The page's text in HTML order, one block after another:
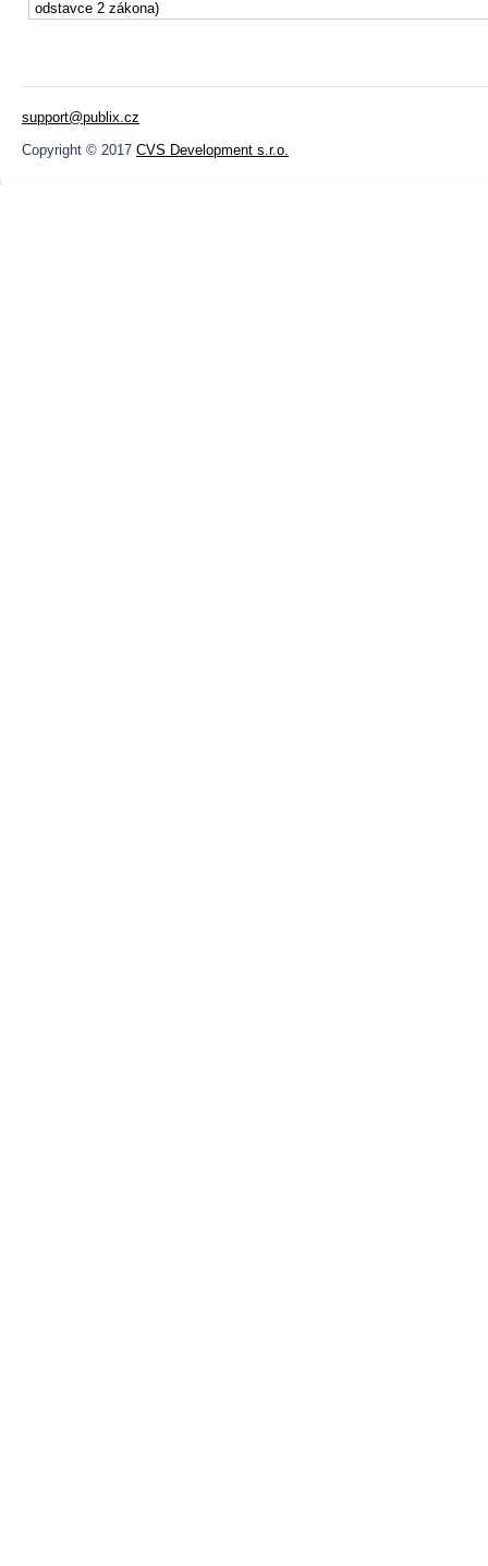
odstavce 2 zákona)
support@publix.cz
Copyright © 2017 CVS Development s.r.o.